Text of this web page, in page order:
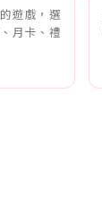
遊戲，選
月卡、禮